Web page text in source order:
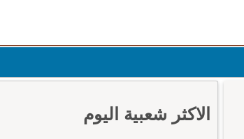
الاكثر شعبية اليوم